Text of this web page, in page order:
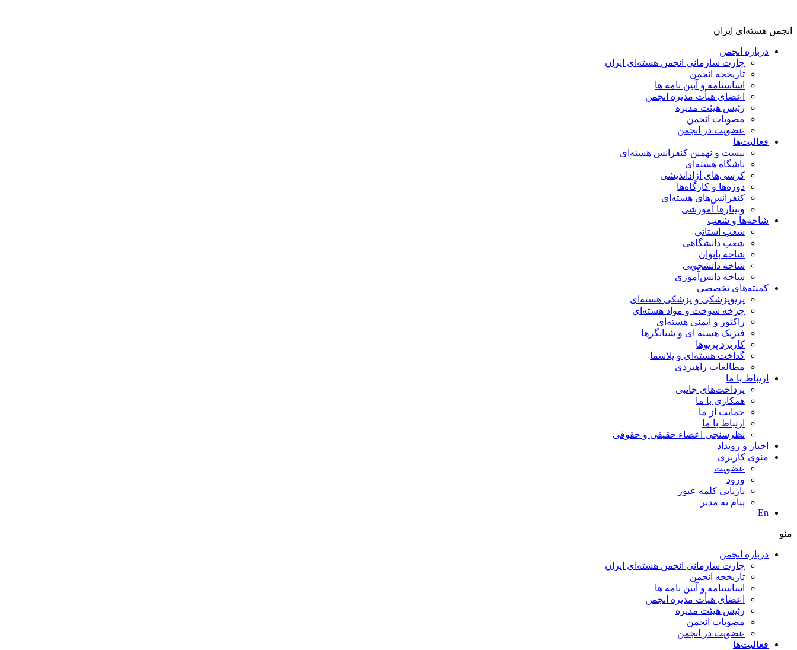
انجمن هسته‌ای ایران
درباره انجمن
چارت سازمانی انجمن هسته‌ای ایران
تاریخچه انجمن
اساسنامه و آیین نامه ها
اعضای هیأت مدیره انجمن
رئیس هیئت مدیره
مصوبات انجمن
عضویت در انجمن
فعالیت‌ها
بیست و نهمین کنفرانس هسته‌ای
باشگاه هسته‌ای
کرسی‌های آزاداندیشی
دوره‌ها و کارگاه‌ها
کنفرانس‌های هسته‌ای
وبینارها آموزشی
شاخه‌ها و شعب
شعب استانی
شعب دانشگاهی
شاخه بانوان
شاخه دانشجویی
شاخه دانش‌آموزی
کمیته‌های تخصصی
پرتوپزشکی و پزشکی هسته‌ای
چرخه سوخت و مواد هسته‌ای
راکتور و ایمنی هسته‌ای
فیزیک هسته ای و شتابگرها
کاربرد پرتوها
گداخت هسته‌ای و پلاسما
مطالعات راهبردی
ارتباط با ما
پرداخت‌های جانبی
همکاری با ما
حمايت از ما
ارتباط با ما
نظر‌سنجی اعضاء حقیقی و حقوقی
اخبار و رويداد
منوی کاربری
عضویت
ورود
بازیابی کلمه عبور
پیام به مدير
En
منو
درباره انجمن
چارت سازمانی انجمن هسته‌ای ایران
تاریخچه انجمن
اساسنامه و آیین نامه ها
اعضای هیأت مدیره انجمن
رئیس هیئت مدیره
مصوبات انجمن
عضویت در انجمن
فعالیت‌ها